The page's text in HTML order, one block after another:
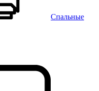
Спальные